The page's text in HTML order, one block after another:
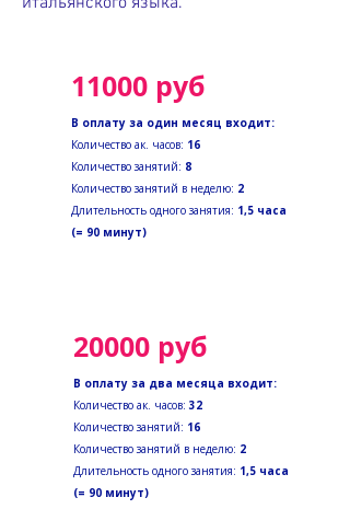
11000 руб
В оплату за один месяц входит:
Количество ак. часов: 16
Количество занятий: 8
Количество занятий в неделю: 2
Длительность одного занятия: 1,5 часа
(= 90 минут)
20000 руб
В оплату за два месяца входит:
Количество ак. часов:32
Количество занятий: 16
Количество занятий в неделю: 2
Длительность одного занятия: 1,5 часа
(= 90 минут)